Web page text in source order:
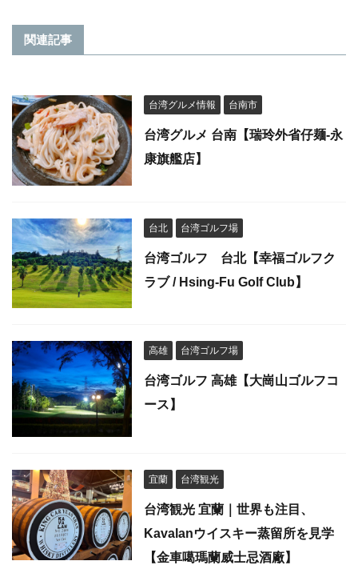
関連記事
台湾グルメ情報 台南市
台湾グルメ 台南【瑞玲外省仔麺-永
康旗艦店】
台北 台湾ゴルフ場
台湾ゴルフ 台北【幸福ゴルフク
ラブ / Hsing-Fu Golf Club】
高雄 台湾ゴルフ場
台湾ゴルフ 高雄【大崗山ゴルフコ
ース】
宜蘭 台湾観光
台湾観光 宜蘭｜世界も注目、
Kavalanウイスキー蒸留所を見学
【金車噶瑪蘭威士忌酒廠】